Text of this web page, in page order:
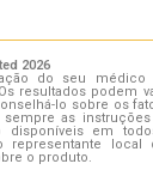
2026
do seu médico
resultados podem
lo sobre os
sempre as
disponíveis em
representante local
o produto.